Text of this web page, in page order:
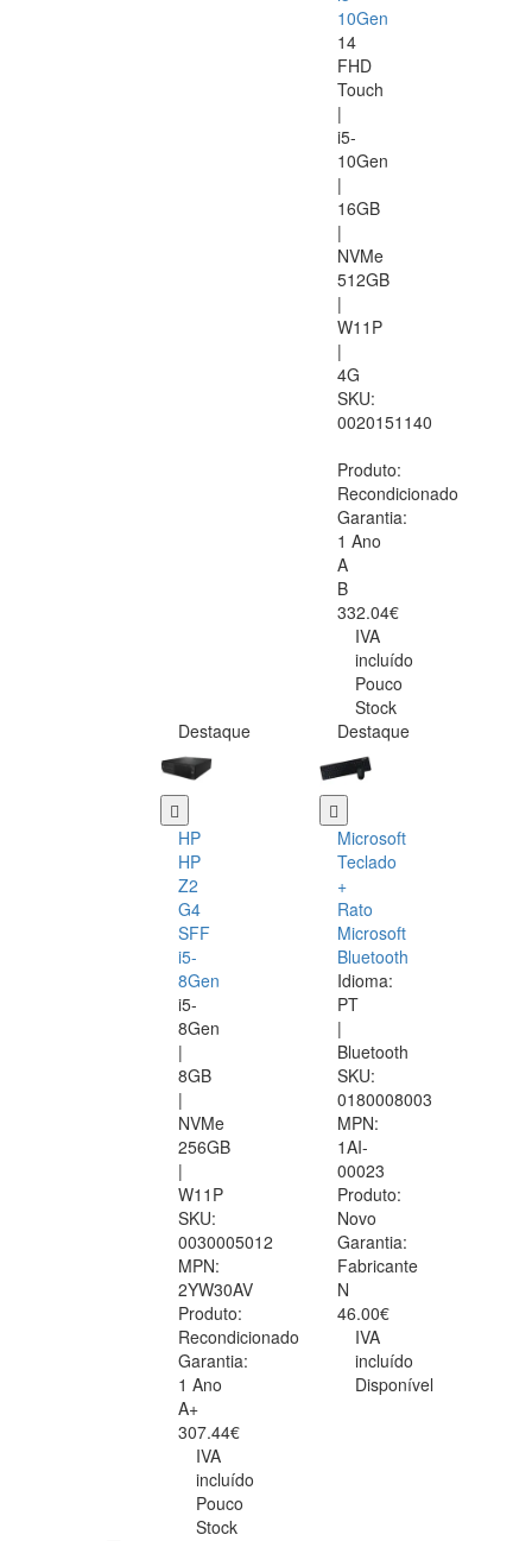
10Gen
14
FHD
Touch
|
i5-
10Gen
|
16GB
|
NVMe
512GB
|
W11P
|
4G
SKU:
0020151140
Produto:
Recondicionado
Garantia:
1 Ano
A
B
332.04€
IVA
incluído
Pouco
Stock
Destaque
HP
HP
Z2
G4
SFF
i5-
8Gen
i5-
8Gen
|
8GB
|
NVMe
256GB
|
W11P
SKU:
0030005012
MPN:
2YW30AV
Produto:
Recondicionado
Garantia:
1 Ano
A+
307.44€
IVA
incluído
Pouco
Stock
Destaque
Microsoft
Teclado
+
Rato
Microsoft
Bluetooth
Idioma:
PT
|
Bluetooth
SKU:
0180008003
MPN:
1AI-
00023
Produto:
Novo
Garantia:
Fabricante
N
46.00€
IVA
incluído
Disponível